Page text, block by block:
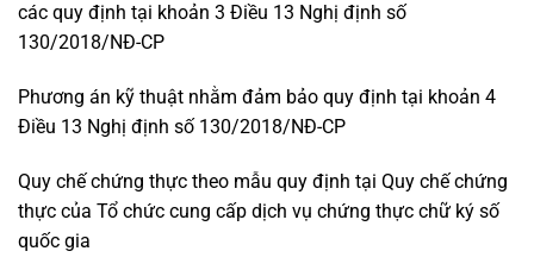
các quy định tại khoản 3 Điều 13 Nghị định số
130/2018/NĐ-CP
Phương án kỹ thuật nhằm đảm bảo quy định tại khoản 4
Điều 13 Nghị định số 130/2018/NĐ-CP
Quy chế chứng thực theo mẫu quy định tại Quy chế chứng
thực của Tổ chức cung cấp dịch vụ chứng thực chữ ký số
quốc gia